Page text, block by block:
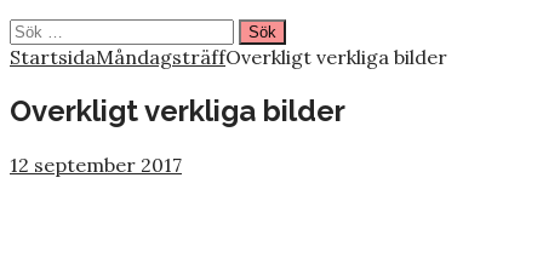
Sök
efter:
StartsidaMåndagsträffOverkligt verkliga bilder
Overkligt verkliga bilder
12 september 2017